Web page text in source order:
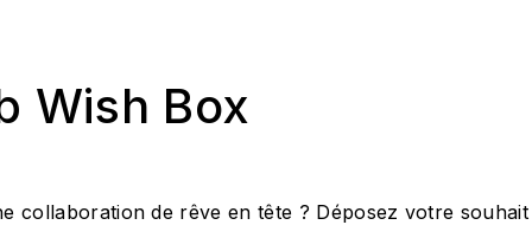
Wish Box
collaboration de rêve en tête ? Déposez votre souhait